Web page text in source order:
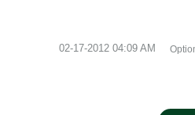
‎02-17-2012 04:09 AM